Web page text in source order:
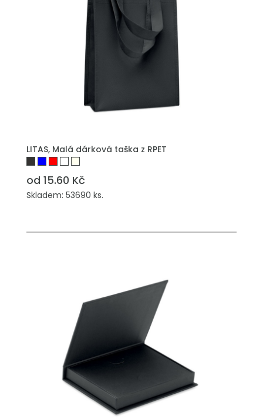
LITAS, Malá dárková taška z RPET
od 15.60 Kč
Skladem: 53690 ks.